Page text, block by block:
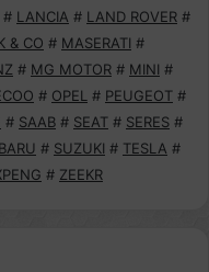
# LANCIA # LAND ROVER #
& CO # MASERATI #
# MG MOTOR # MINI #
# OPEL # PEUGEOT #
# SAAB # SEAT # SERES #
# SUZUKI # TESLA #
# ZEEKR